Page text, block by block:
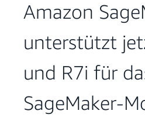
Amazon
unterstützt
und R7i für
SageMaker-